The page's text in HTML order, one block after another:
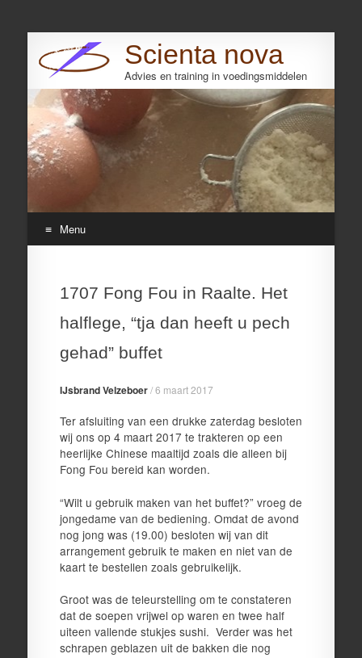
Scienta nova
Advies en training in voedingsmiddelen
Search
Menu
content1707 Fong Fou in Raalte. Het
halflege, “tja dan heeft u pech
gehad” buffet
IJsbrand Velzeboer/6 maart 2017
Ter afsluiting van een drukke zaterdag besloten
wij ons op 4 maart 2017 te trakteren op een
heerlijke Chinese maaltijd zoals die alleen bij
Fong Fou bereid kan worden.
“Wilt u gebruik maken van het buffet?” vroeg de
jongedame van de bediening. Omdat de avond
nog jong was (19.00) besloten wij van dit
arrangement gebruik te maken en niet van de
kaart te bestellen zoals gebruikelijk.
Groot was de teleurstelling om te constateren
dat de soepen vrijwel op waren en twee half
uiteen vallende stukjes sushi. Verder was het
schrapen geblazen uit de bakken die nog